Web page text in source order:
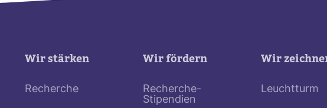
Wir stärken
Recherche
Wir fördern
Recherche-
Stipendien
Wir
Leuchtturm